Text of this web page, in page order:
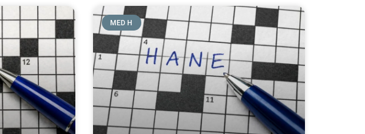
MED H